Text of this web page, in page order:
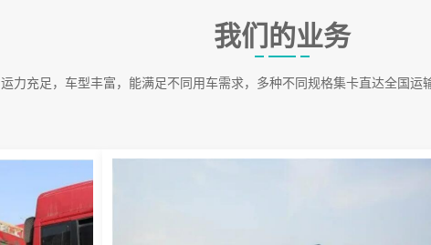
我们的业务
运力充足，车型丰富，能满足不同用车需求，多种不同规格集卡直达全国运